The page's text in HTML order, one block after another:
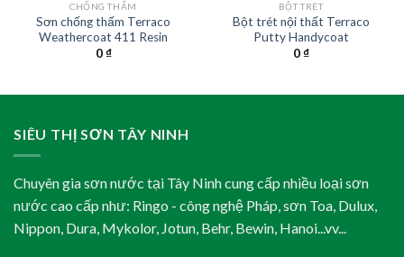
CHỐNG THẤM
Sơn chống thấm Terraco
Weathercoat 411 Resin
0₫
BỘT TRÉT
Bột trét nội thất Terraco
Putty Handycoat
0₫
SIÊU THỊ SƠN TÂY NINH
Chuyên gia sơn nước tại Tây Ninh cung cấp nhiều loại sơn
nước cao cấp như: Ringo - công nghệ Pháp, sơn Toa, Dulux,
Nippon, Dura, Mykolor, Jotun, Behr, Bewin, Hanoi...vv...